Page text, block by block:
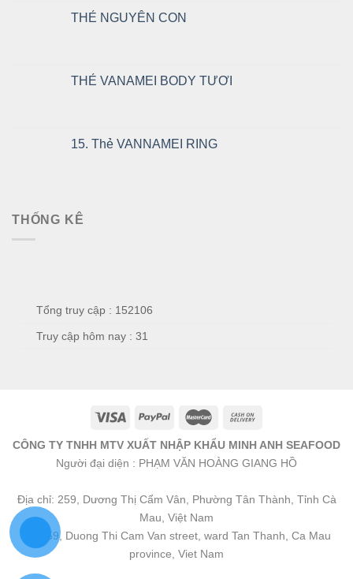
THẺ NGUYÊN CON
THẺ VANAMEI BODY TƯƠI
15. Thẻ VANNAMEI RING
THỐNG KÊ
Tổng truy cập : 152106
Truy cập hôm nay : 31
CÔNG TY TNHH MTV XUẤT NHẬP KHẨU MINH ANH SEAFOOD
Người đại diện : PHẠM VĂN HOÀNG GIANG HỒ
Địa chỉ: 259, Dương Thị Cẩm Vân, Phường Tân Thành, Tỉnh Cà
Mau, Việt Nam
No 259, Duong Thi Cam Van street, ward Tan Thanh, Ca Mau
province, Viet Nam